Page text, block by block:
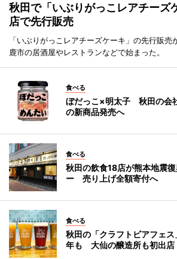
秋田で「いぶりがっこレアチー
店で先行販売
「いぶりがっこレアチーズケーキ」の先行販売
鹿市の居酒屋やレストランなどで始まった。
食べる
ぼだっこ×明太子 秋田の会
の新商品発売へ
食べる
秋田の飲食18店が熊本地震
ー 売り上げ全額寄付へ
食べる
秋田の「クラフトビアフェ
年も 大仙の醸造所も初出店